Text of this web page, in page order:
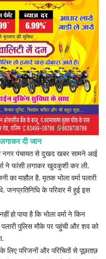
दी जान
नगर पंचायत से दुखद खबर सामने आई
ने फांसी लगाकर खुदकुशी कर ली.
माहौल है. मृतक भोला वर्मा पलारी
जनप्रतिनिधि के परिवार में हुई इस
हो पाया है कि भोला वर्मा ने किन
पुलिस मौके पर पहुंची और शव को
लिए परिजनों और परिचितों से पूछताछ